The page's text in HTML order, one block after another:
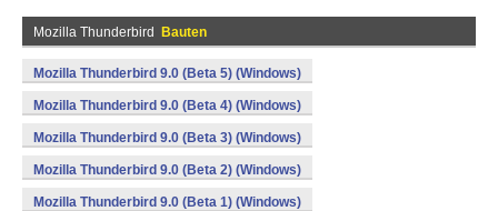
Mozilla Thunderbird Bauten
Mozilla Thunderbird 9.0 (Beta 5) (Windows)
Mozilla Thunderbird 9.0 (Beta 4) (Windows)
Mozilla Thunderbird 9.0 (Beta 3) (Windows)
Mozilla Thunderbird 9.0 (Beta 2) (Windows)
Mozilla Thunderbird 9.0 (Beta 1) (Windows)